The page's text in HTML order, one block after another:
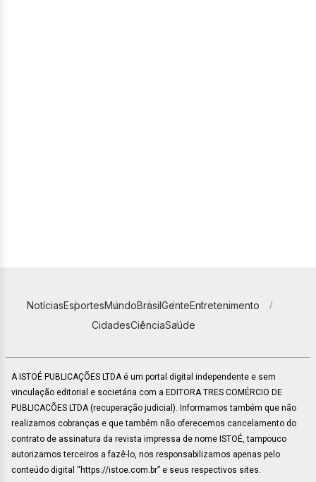
NotíciasEsportesMundoBrasilGenteEntretenimento
CidadesCiênciaSaúde
A ISTOÉ PUBLICAÇÕES LTDA é um portal digital independente e sem
vinculação editorial e societária com a EDITORA TRES COMÉRCIO DE
PUBLICACÕES LTDA (recuperação judicial). Informamos também que não
realizamos cobranças e que também não oferecemos cancelamento do
contrato de assinatura da revista impressa de nome ISTOÉ, tampouco
autorizamos terceiros a fazê-lo, nos responsabilizamos apenas pelo
conteúdo digital “https://istoe.com.br” e seus respectivos sites.